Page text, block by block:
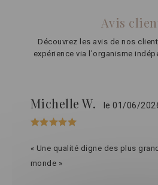
Avis
Découvrez les avis de nos
expérience via l'organisme
Michelle W. le 01/06/
« Une qualité digne des plus
monde »